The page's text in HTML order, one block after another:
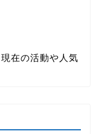
在の活動や人気